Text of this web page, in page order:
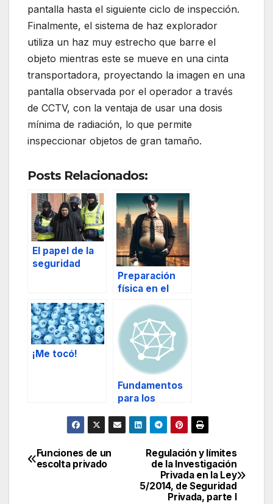
pantalla hasta el siguiente ciclo de inspección.
Finalmente, el sistema de haz explorador
utiliza un haz muy estrecho que barre el
objeto mientras este se mueve en una cinta
transportadora, proyectando la imagen en una
pantalla observada por el operador a través
de CCTV, con la ventaja de usar una dosis
mínima de radiación, lo que permite
inspeccionar objetos de gran tamaño.
Posts Relacionados:
El papel de la
seguridad
yihadismo.
Preparación
física en el
ámbito de la
seguridad
profesional
¡Me tocó!
Fundamentos
para los
gestión de
emergencias, y
Navegación
Regulación y límites
de la Investigación
Privada en la Ley
5/2014, de Seguridad
Privada, parte I
Funciones de un
escolta privado